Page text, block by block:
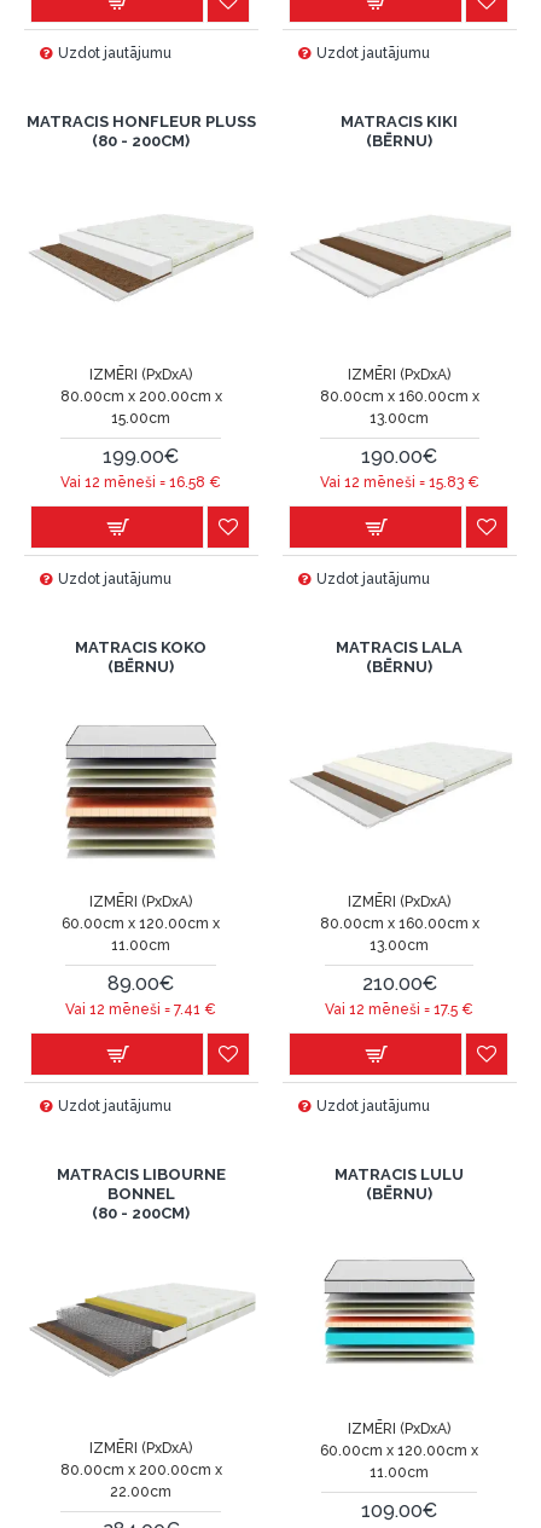
Uzdot jautājumu Uzdot jautājumu
MATRACIS HONFLEUR PLUSS
(80 - 200CM)
IZMĒRI (PxDxA)
80.00cm x 200.00cm x
15.00cm
199.00€
Vai 12 mēneši =16.58 €
Uzdot jautājumu
MATRACIS KIKI
(BĒRNU)
IZMĒRI (PxDxA)
80.00cm x 160.00cm x
13.00cm
190.00€
Vai 12 mēneši = 15.83€
Uzdot jautājumu
MATRACIS KOKO
(BĒRNU)
IZMĒRI (PxDxA)
60.00cm x 120.00cm x
11.00cm
89.00€
Vai 12 mēneši =7.41 €
Uzdot jautājumu
MATRACIS LALA
(BĒRNU)
IZMĒRI (PxDxA)
80.00cm x 160.00cm x
13.00cm
210.00€
Vai 12 mēneši =17.5 €
Uzdot jautājumu
MATRACIS LIBOURNE
BONNEL
(80 - 200CM)
IZMĒRI (PxDxA)
80.00cm x 200.00cm x
22.00cm
MATRACIS LULU
(BĒRNU)
IZMĒRI (PxDxA)
60.00cm x 120.00cm x
11.00cm
109.00€